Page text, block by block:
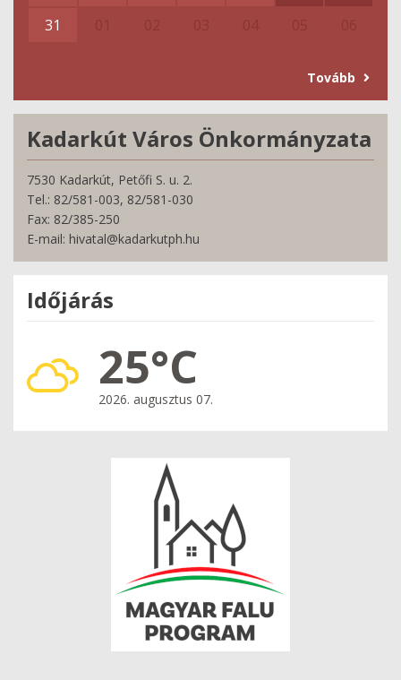
31
Tovább
Kadarkút Város Önkormányzata
7530 Kadarkút, Petőfi S. u. 2.
Tel.: 82/581-003, 82/581-030
Fax: 82/385-250
E-mail: hivatal@kadarkutph.hu
Időjárás
25°C
2026. augusztus 07.